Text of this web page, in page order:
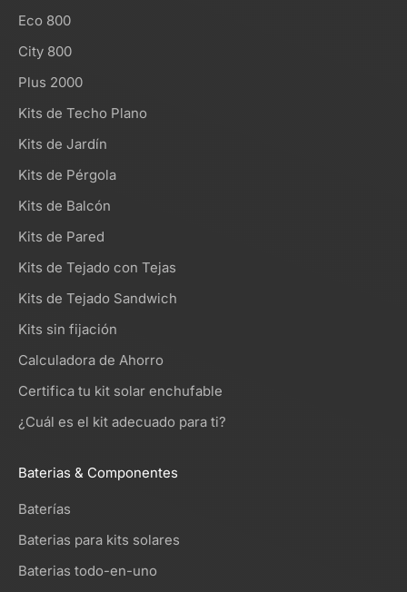
Eco 800
City 800
Plus 2000
Kits de Techo Plano
Kits de Jardín
Kits de Pérgola
Kits de Balcón
Kits de Pared
Kits de Tejado con Tejas
Kits de Tejado Sandwich
Kits sin fijación
Calculadora de Ahorro
Certifica tu kit solar enchufable
¿Cuál es el kit adecuado para ti?
Baterias & Componentes
Baterías
Baterias para kits solares
Baterias todo-en-uno